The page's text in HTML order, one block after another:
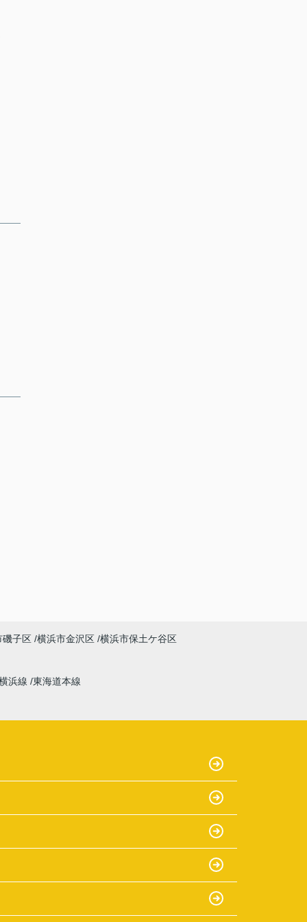
磯子区 横浜市金沢区 横浜市保土ケ谷区
浜線 東海道本線